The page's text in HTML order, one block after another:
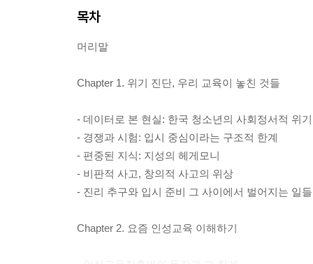
목차
머리말
Chapter 1. 위기 진단, 우리 교육이 놓친 것들
- 데이터로 본 현실: 한국 청소년의 사회정서적 위기
- 경쟁과 시험: 입시 중심이라는 구조적 한계
- 편중된 지식: 지성의 헤게모니
- 비판적 사고, 창의적 사고의 위상
- 진리 추구와 입시 준비 그 사이에서 벌어지는 일들
Chapter 2. 요즘 인성교육 이해하기